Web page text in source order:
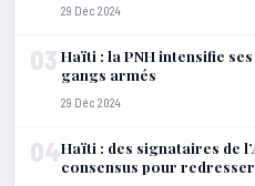
29 Déc 2024
03 Haïti : la PNH intensifie
gangs armés
29 Déc 2024
04Haïti : des signataires de
consensus pour